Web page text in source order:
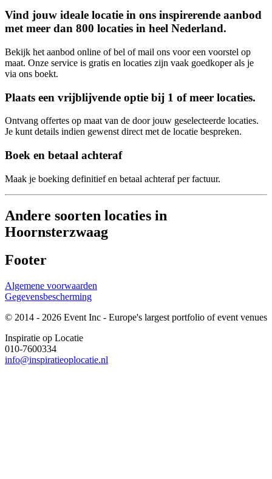
Vind jouw ideale locatie in ons inspirerende aanbod
met meer dan 800 locaties in heel Nederland.
Bekijk het aanbod online of bel of mail ons voor een voorstel op
maat. Onze service is gratis en locaties zijn vaak goedkoper als je
via ons boekt.
Plaats een vrijblijvende optie bij 1 of meer locaties.
Ontvang offertes op maat van de door jouw geselecteerde locaties.
Je kunt details indien gewenst direct met de locatie bespreken.
Boek en betaal achteraf
Maak je boeking definitief en betaal achteraf per factuur.
Andere soorten locaties in
Hoornsterzwaag
Footer
Algemene voorwaarden
Gegevensbescherming
© 2014 - 2026 Event Inc - Europe's largest portfolio of event venues
Inspiratie op Locatie
010-7600334
info@inspiratieoplocatie.nl